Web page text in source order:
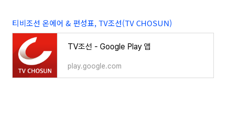
티비조선 온에어 & 편성표, TV조선(TV CHOSUN)
TV조선 - Google Play 앱
play.google.com